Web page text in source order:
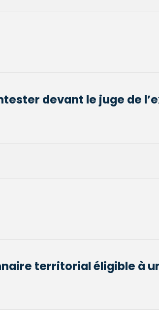
devant le juge de
territorial éligible à